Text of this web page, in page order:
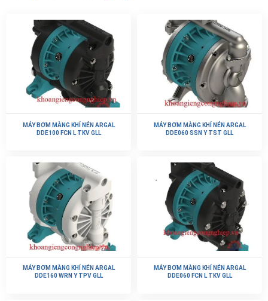
MÁY BƠM MÀNG KHÍ NÉN ARGAL
DDE100 FCN L TKV GLL
MÁY BƠM MÀNG KHÍ NÉN ARGAL
DDE060 SSN Y TST GLL
MÁY BƠM MÀNG KHÍ NÉN ARGAL
DDE160 WRN Y TPV GLL
MÁY BƠM MÀNG KHÍ NÉN ARGAL
DDE060 FCN L TKV GLL